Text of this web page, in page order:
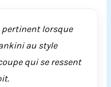
pertinent lorsque
au style
qui se ressent